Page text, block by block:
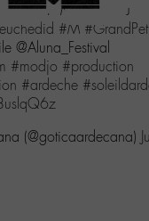
#2019 -M- Matthieu
#M
@Aluna_Festival
#modjo #production
#ardeche
(@goticaardecana)